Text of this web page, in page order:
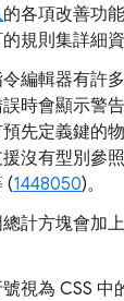
的各項改善功
規則集詳細
編輯器有許
時會顯示警
先定義鍵的
沒有型別參
(1448050)。
計方塊會加
視為 CSS 中